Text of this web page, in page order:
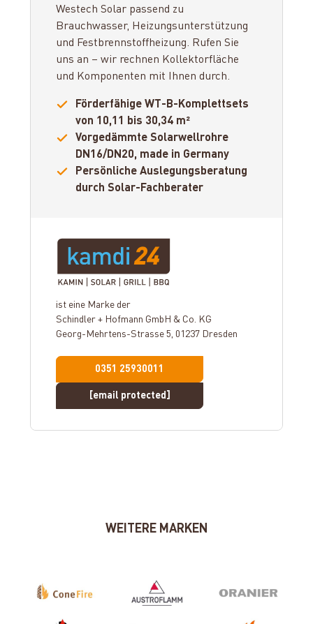
Westech Solar passend zu
Brauchwasser, Heizungsunterstützung
und Festbrennstoffheizung. Rufen Sie
uns an – wir rechnen Kollektorfläche
und Komponenten mit Ihnen durch.
Förderfähige WT-B-Komplettsets
von 10,11 bis 30,34 m²
Vorgedämmte Solarwellrohre
DN16/DN20, made in Germany
Persönliche Auslegungsberatung
durch Solar-Fachberater
ist eine Marke der
Schindler + Hofmann GmbH & Co. KG
Georg-Mehrtens-Strasse 5, 01237 Dresden
0351 25930011
[email protected]
WEITERE MARKEN